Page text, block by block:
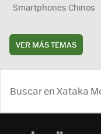
Smartphones Chinos
VER MÁS TEMAS